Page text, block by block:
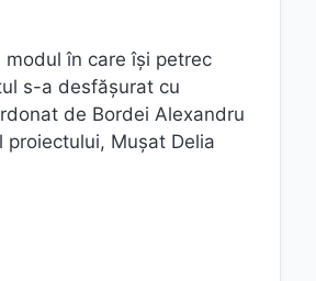
în care își petrec
s-a desfășurat cu
de Bordei Alexandru
Mușat Delia